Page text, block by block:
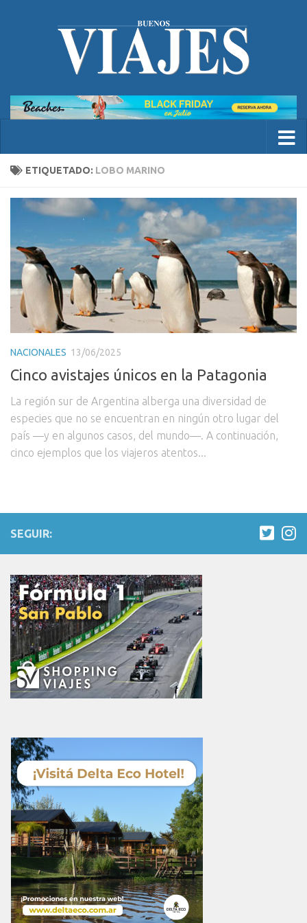
ETIQUETADO: LOBO MARINO
NACIONALES 13/06/2025
Cinco avistajes únicos en la Patagonia
La región sur de Argentina alberga una diversidad de
especies que no se encuentran en ningún otro lugar del
país —y en algunos casos, del mundo—. A continuación,
cinco ejemplos que los viajeros atentos...
SEGUIR: